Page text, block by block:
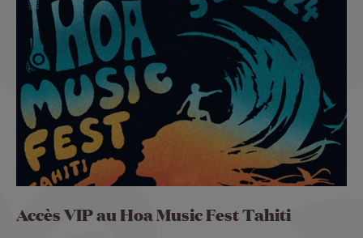
Accès VIP au Hoa Music Fest Tahiti